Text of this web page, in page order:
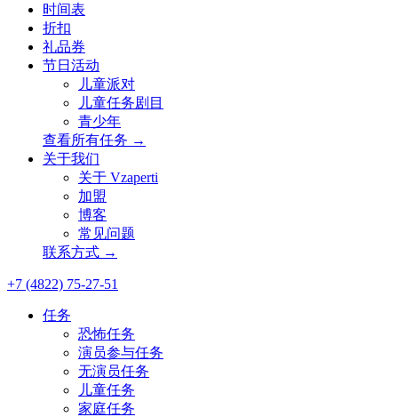
时间表
折扣
礼品券
节日活动
儿童派对
儿童任务剧目
青少年
查看所有任务 →
关于我们
关于 Vzaperti
加盟
博客
常见问题
联系方式 →
+7 (4822) 75-27-51
任务
恐怖任务
演员参与任务
无演员任务
儿童任务
家庭任务